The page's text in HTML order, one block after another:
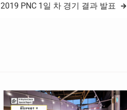
PNC 1일 차 경기 결과 발표